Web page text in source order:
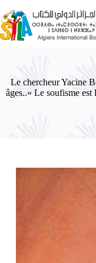
au
contenu
Le chercheur Yacine
âges..« Le soufisme est